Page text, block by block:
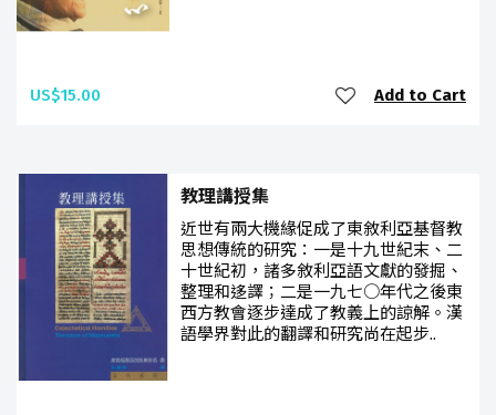
US$15.00 Add to Cart
教理講授集
近世有兩大機緣促成了東敘利亞基督教
思想傳統的研究：一是十九世紀末、二
十世紀初，諸多敘利亞語文獻的發掘、
整理和迻譯；二是一九七○年代之後東
西方教會逐步達成了教義上的諒解。漢
語學界對此的翻譯和研究尚在起步..